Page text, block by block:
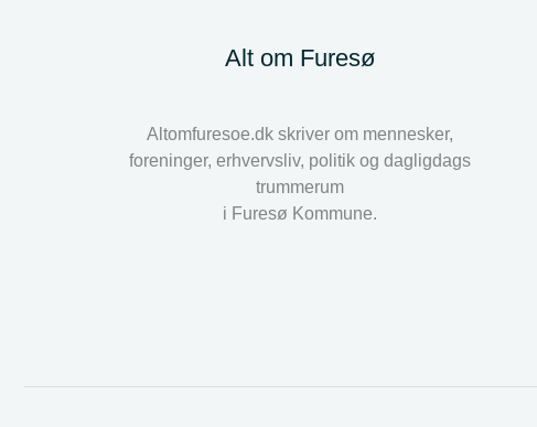
Alt om Furesø
Altomfuresoe.dk skriver om mennesker,
foreninger, erhvervsliv, politik og dagligdags
trummerum
i Furesø Kommune.